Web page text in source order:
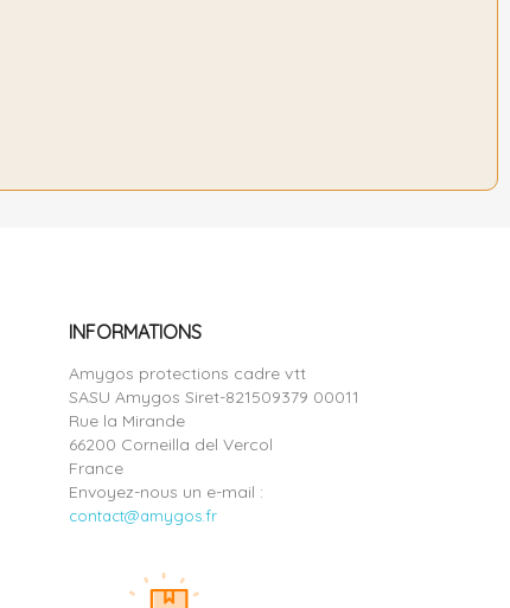
INFORMATIONS
Amygos protections cadre vtt
SASU Amygos Siret-821509379 00011
Rue la Mirande
66200 Corneilla del Vercol
France
Envoyez-nous un e-mail :
contact@amygos.fr